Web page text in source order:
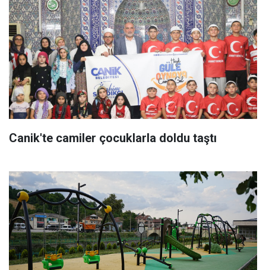
Canik'te camiler çocuklarla doldu taştı